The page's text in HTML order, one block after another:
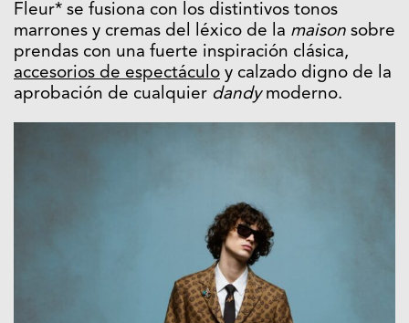
Fleur* se fusiona con los distintivos tonos
marrones y cremas del léxico de la maison sobre
prendas con una fuerte inspiración clásica,
accesorios de espectáculo y calzado digno de la
aprobación de cualquier dandymoderno.